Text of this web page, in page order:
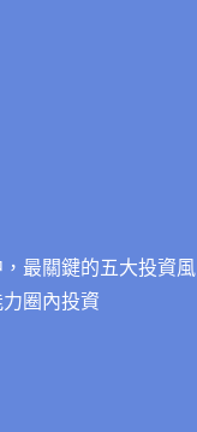
最關鍵的五大投資風
圈內投資